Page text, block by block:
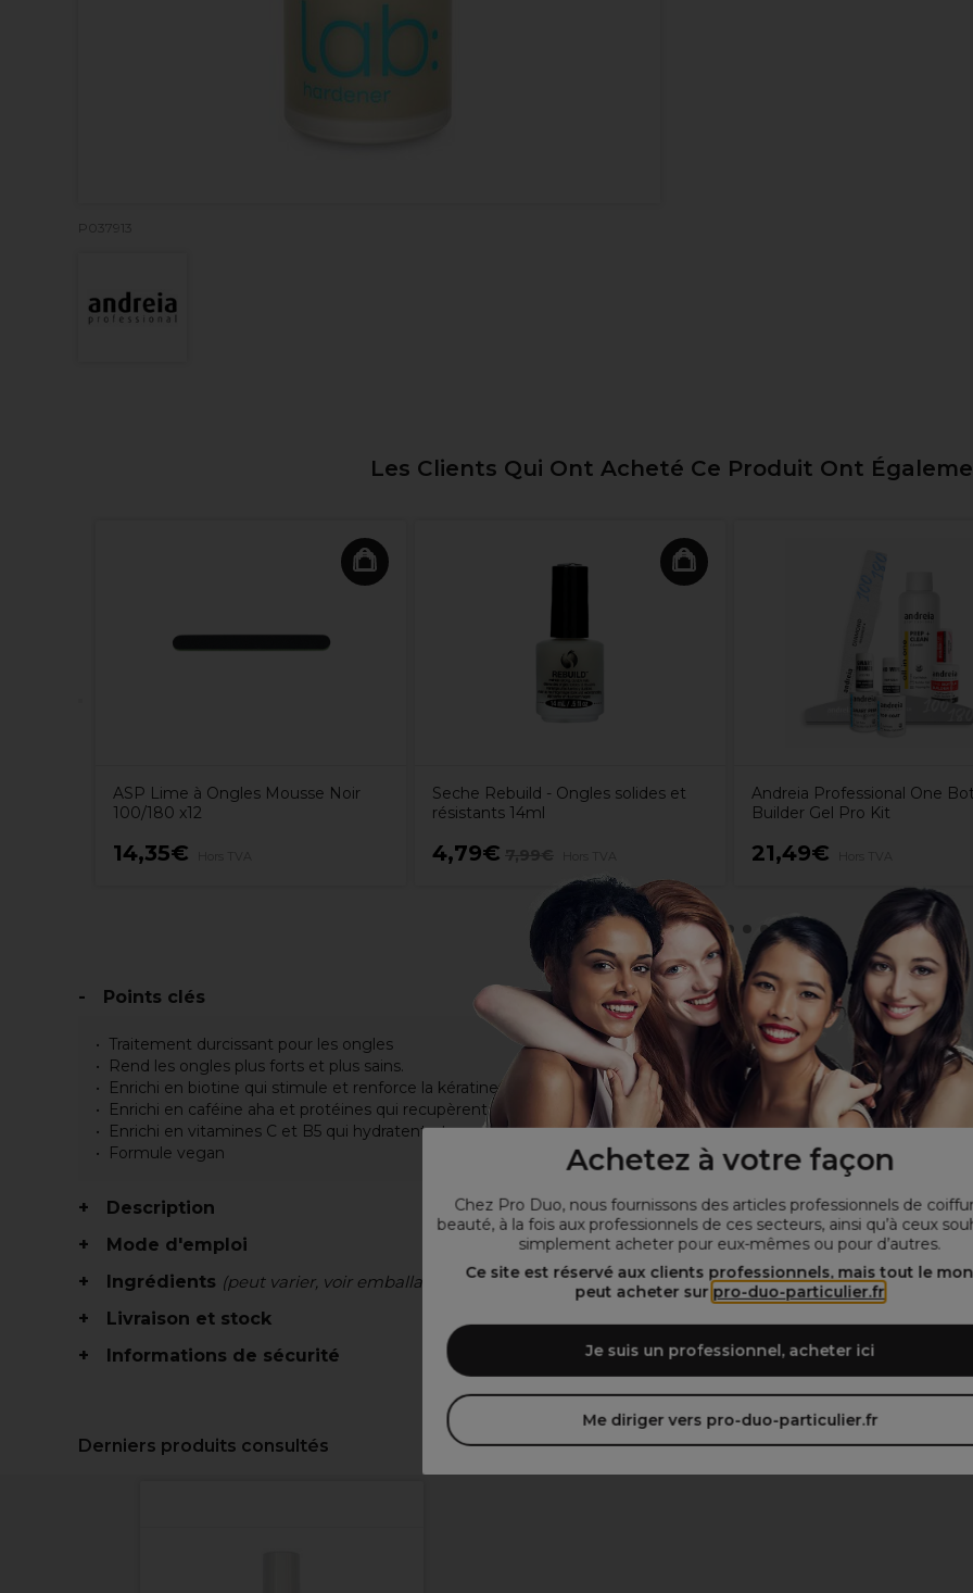
Achetez à votre façon
Chez Pro Duo, nous fournissons des articles professionnels de
beauté, à la fois aux professionnels de ces secteurs, ainsi qu’à ceux
simplement acheter pour eux-mêmes ou pour d’autres.
Ce site est réservé aux clients professionnels, mais tout le
peut acheter sur pro-duo-particulier.fr
Je suis un professionnel, acheter ici
Me diriger vers pro-duo-particulier.fr
P037913
Les Clients Qui Ont Acheté Ce Produit Ont
ASP Lime à Ongles Mousse Noir
100/180 x12
14,35€
Seche Rebuild - Ongles solides et
résistants 14ml
4,79€
Andreia Professional One
Builder Gel Pro Kit
21,49€
Points clés
Traitement durcissant pour les ongles
Rend les ongles plus forts et plus sains.
Enrichi en biotine qui stimule et renforce la kératine naturelle
Enrichi en caféine aha et protéines qui recupèrent et rajeunissent la surface des ongles
Enrichi en vitamines C et B5 qui hydratent et nourrissent profondément en plus de protéger
Formule vegan
Description
Mode d'emploi
Ingrédients (peut varier, voir emballage)
Livraison et stock
Informations de sécurité
Derniers produits consultés